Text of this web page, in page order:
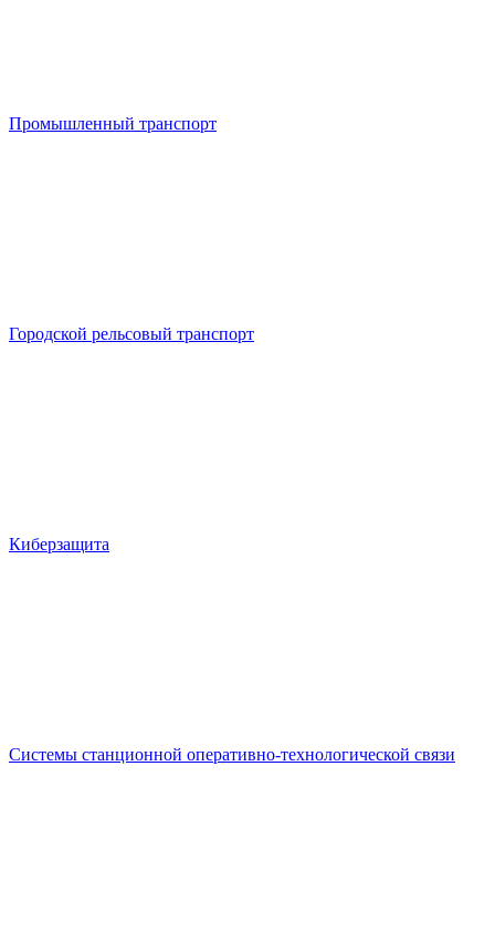
Промышленный транспорт
Городской рельсовый транспорт
Киберзащита
Системы станционной оперативно-технологической связи